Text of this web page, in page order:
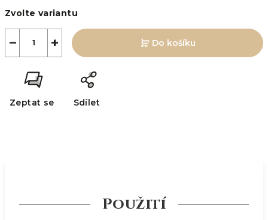
cena:
Zvolte variantu
+
− Do košíku
Zeptat se Sdílet
Použití